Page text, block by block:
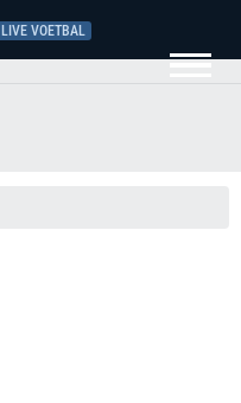
LIVE VOETBAL